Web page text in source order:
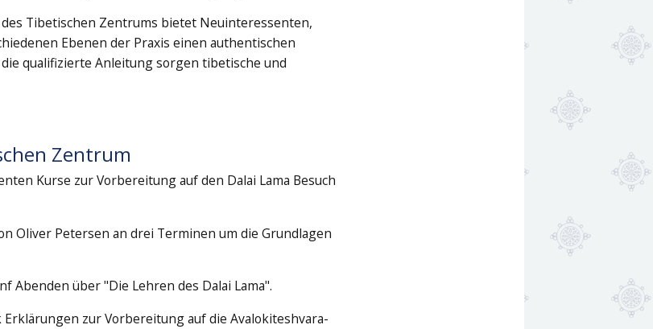
Tibetischen Zentrums bietet Neuinteressenten,
Ebenen der Praxis einen authentischen
qualifizierte Anleitung sorgen tibetische und
Zentrum
Kurse zur Vorbereitung auf den Dalai Lama Besuch
Oliver Petersen an drei Terminen um die Grundlagen
Abenden über "Die Lehren des Dalai Lama".
Erklärungen zur Vorbereitung auf die Avalokiteshvara-